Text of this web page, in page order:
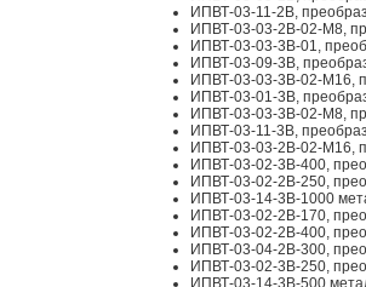
ИПВТ-03-11-2В,
ИПВТ-03-03-2В-02-М8,
ИПВТ-03-03-3В-01,
ИПВТ-03-09-3В,
ИПВТ-03-03-3В-02-М16,
ИПВТ-03-01-3В,
ИПВТ-03-03-3В-02-М8,
ИПВТ-03-11-3В,
ИПВТ-03-03-2В-02-М16,
ИПВТ-03-02-3В-400,
ИПВТ-03-02-2В-250,
ИПВТ-03-14-3В-1000
ИПВТ-03-02-2В-170,
ИПВТ-03-02-2В-400,
ИПВТ-03-04-2В-300,
ИПВТ-03-02-3В-250,
ИПВТ-03-14-3В-500